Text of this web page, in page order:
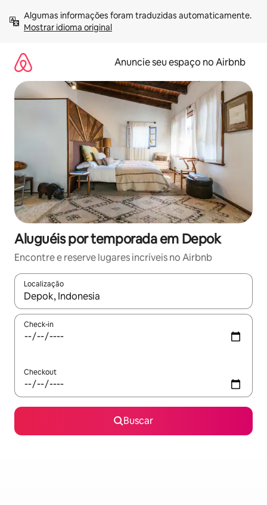
para
Mostrar idioma original
Anuncie seu espaço no Airbnb
Aluguéis por temporada em Depok
Encontre e reserve lugares incríveis no Airbnb
Localização
Quando os resultados estiverem disponíveis, explore-os
Check-in
Checkout
Buscar